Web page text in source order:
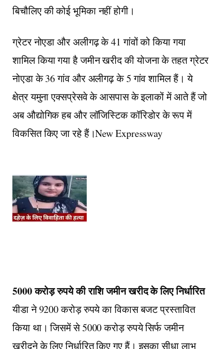
बिचौलिए की कोई भूमिका नहीं होगी।
ग्रेटर नोएडा और अलीगढ़ के 41 गांवों को किया गया
शामिल किया गया है जमीन खरीद की योजना के तहत ग्रेटर
नोएडा के 36 गांव और अलीगढ़ के 5 गांव शामिल हैं। ये
क्षेत्र यमुना एक्सप्रेसवे के आसपास के इलाकों में आते हैं जो
अब औद्योगिक हब और लॉजिस्टिक कॉरिडोर के रूप में
विकसित किए जा रहे हैं।New Expressway
5000 करोड़ रुपये की राशि जमीन खरीद के लिए निर्धारित
यीडा ने 9200 करोड़ रुपये का विकास बजट प्रस्तावित
किया था। जिसमें से 5000 करोड़ रुपये सिर्फ जमीन
खरीदने के लिए निर्धारित किए गए हैं। इसका सीधा लाभ